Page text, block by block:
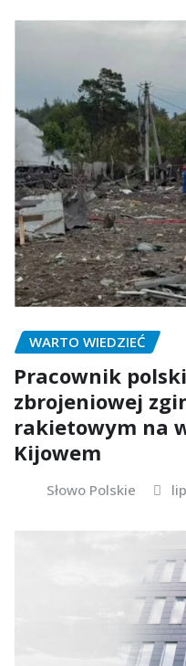
WARTO WIEDZIEĆ
Pracownik
zbrojeniowej
rakietowym na
Kijowem
Słowo Polskie